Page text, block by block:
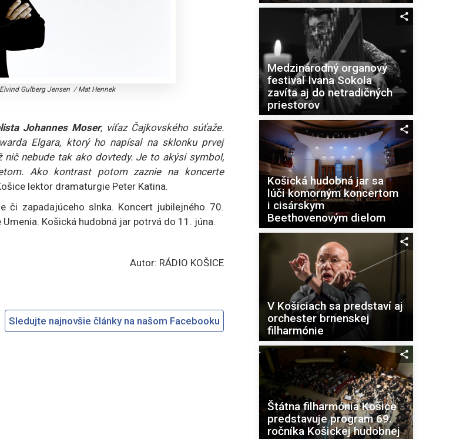
Gulberg Jensen /Mat Hennek
Johannes Moser, víťaz Čajkovského súťaže.
Elgara, ktorý ho napísal na sklonku prvej
nebude tak ako dovtedy. Je to akýsi symbol,
Ako kontrast potom zaznie na koncerte
lektor dramaturgie Peter Katina.
či zapadajúceho slnka. Koncert jubilejného 70.
Košická hudobná jar potrvá do 11. júna.
Autor: RÁDIO KOŠICE
Sledujte najnovšie články na našom Facebooku
Medzinárodný organový
festival Ivana Sokola
zavíta aj do netradičných
priestorov
Košická hudobná jar sa
lúči komorným koncertom
i cisárskym
Beethovenovým dielom
V Košiciach sa predstaví aj
orchester brnenskej
filharmónie
Štátna filharmónia Košice
predstavuje program 69.
ročníka Košickej hudobnej